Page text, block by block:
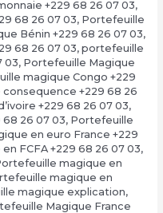
+229 68 26 07 03,
68 26 07 03, Portefeuille
Bénin +229 68 26 07 03,
68 26 07 03, portefeuille
03, Portefeuille Magique
magique Congo +229
+229 68 26
+229 68 26 07 03,
26 07 03, Portefeuille
en euro France +229
FCFA +229 68 26 07 03,
magique en
magique en
magique explication,
Magique France